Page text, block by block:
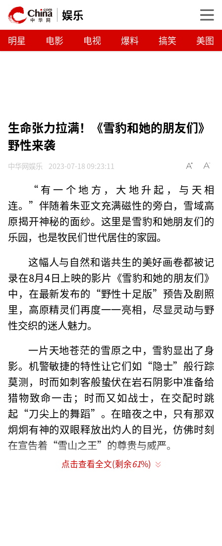
娱乐
明星 电影 电视 爆料 搞笑 美图
生命张力拉满！《雪豹和她的朋友们》
野性来袭
中华网娱乐 2023-07-18 09:23:11
“有一个地方，大地升起，与天相
连。”伴随着朱亚文充满磁性的旁白，雪域高
原揭开神秘的面纱。这里是雪豹和她朋友们的
乐园，也是牧民们世代居住的家园。
这幅人与自然和谐共生的美好画卷都被记
录在8月4日上映的影片《雪豹和她的朋友们》
中，在最新发布的“野性十足版”预告及剧照
里，高原精灵们再度一一亮相，尽显灵动与野
性交织的迷人魅力。
一片天地苍茫的雪原之中，雪豹显出了身
影。机警敏捷的特性让它们如“隐士”般行踪
莫测，时而如刺客般蛰伏在岩石阴影中准备给
猎物致命一击；时而又如战士，在交配时跳
起“刀尖上的舞蹈”。在暗夜之中，只有那双
炯炯有神的双眼释放出灼人的目光，仿佛时刻
在宣告着“雪山之王”的尊贵与威严。
另一边，雪豹的高原同伴们也不甘示弱。
点击查看全文(剩余61%)